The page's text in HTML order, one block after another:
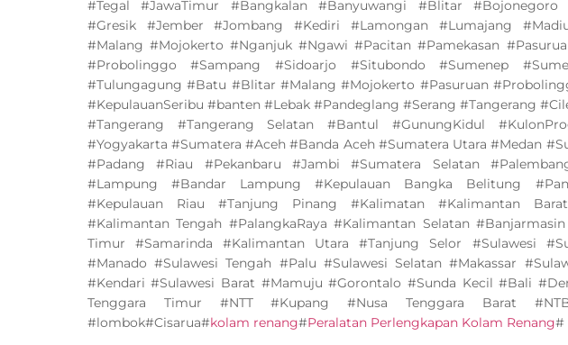
#Tegal #JawaTimur #Bangkalan #Banyuwangi #Blitar #Bojonegoro
#Gresik #Jember #Jombang #Kediri #Lamongan #Lumajang
#Malang #Mojokerto #Nganjuk #Ngawi #Pacitan #Pamekasan
#Probolinggo #Sampang #Sidoarjo #Situbondo #Sumenep
#Tulungagung #Batu #Blitar #Malang #Mojokerto #Pasuruan
#KepulauanSeribu #banten #Lebak #Pandeglang #Serang #Tangerang
#Tangerang #Tangerang Selatan #Bantul #GunungKidul
#Yogyakarta #Sumatera #Aceh #Banda Aceh #Sumatera Utara #Medan
#Padang #Riau #Pekanbaru #Jambi #Sumatera Selatan
#Lampung #Bandar Lampung #Kepulauan Bangka Belitung
#Kepulauan Riau #Tanjung Pinang #Kalimatan #Kalimantan
#Kalimantan Tengah #PalangkaRaya #Kalimantan Selatan
Timur #Samarinda #Kalimantan Utara #Tanjung Selor #Sulawesi
#Manado #Sulawesi Tengah #Palu #Sulawesi Selatan #Makassar
#Kendari #Sulawesi Barat #Mamuju #Gorontalo #Sunda Kecil #Bali
Tenggara Timur #NTT #Kupang #Nusa Tenggara Barat
#lombok#Cisarua#kolam renang#Peralatan Perlengkapan Kolam Renang#